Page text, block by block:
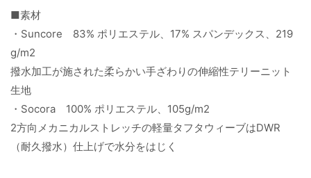
■素材
・Suncore 83% ポリエステル、17% スパンデックス、219
g/m2
撥水加工が施された柔らかい手ざわりの伸縮性テリーニット
生地
・Socora 100% ポリエステル、105g/m2
2方向メカニカルストレッチの軽量タフタウィーブはDWR
（耐久撥水）仕上げで水分をはじく